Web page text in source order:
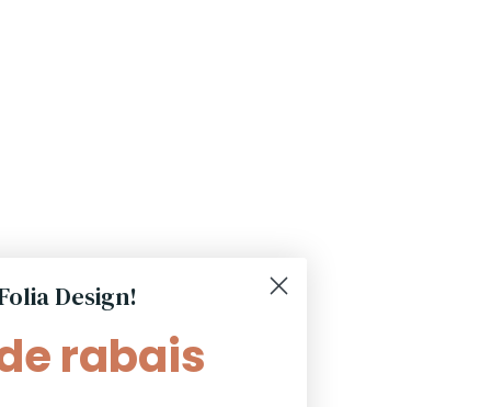
pour toi !
Design!
rabais